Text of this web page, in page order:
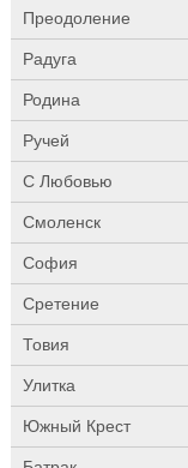
Преодоление
Радуга
Родина
Ручей
С Любовью
Смоленск
София
Сретение
Товия
Улитка
Южный Крест